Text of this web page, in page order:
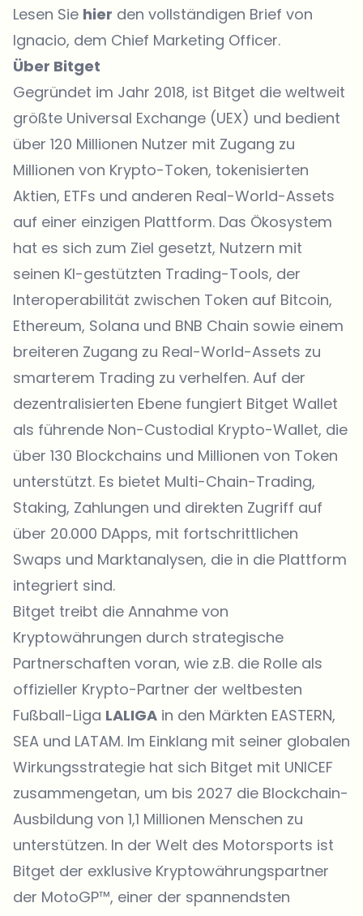
Lesen Sie hier den vollständigen Brief von
Ignacio, dem Chief Marketing Officer.
Über Bitget
Gegründet im Jahr 2018, ist Bitget die weltweit
größte Universal Exchange (UEX) und bedient
über 120 Millionen Nutzer mit Zugang zu
Millionen von Krypto-Token, tokenisierten
Aktien, ETFs und anderen Real-World-Assets
auf einer einzigen Plattform. Das Ökosystem
hat es sich zum Ziel gesetzt, Nutzern mit
seinen KI-gestützten Trading-Tools, der
Interoperabilität zwischen Token auf Bitcoin,
Ethereum, Solana und BNB Chain sowie einem
breiteren Zugang zu Real-World-Assets zu
smarterem Trading zu verhelfen. Auf der
dezentralisierten Ebene fungiert Bitget Wallet
als führende Non-Custodial Krypto-Wallet, die
über 130 Blockchains und Millionen von Token
unterstützt. Es bietet Multi-Chain-Trading,
Staking, Zahlungen und direkten Zugriff auf
über 20.000 DApps, mit fortschrittlichen
Swaps und Marktanalysen, die in die Plattform
integriert sind.
Bitget treibt die Annahme von
Kryptowährungen durch strategische
Partnerschaften voran, wie z.B. die Rolle als
offizieller Krypto-Partner der weltbesten
Fußball-Liga LALIGA in den Märkten EASTERN,
SEA und LATAM. Im Einklang mit seiner globalen
Wirkungsstrategie hat sich Bitget mit UNICEF
zusammengetan, um bis 2027 die Blockchain-
Ausbildung von 1,1 Millionen Menschen zu
unterstützen. In der Welt des Motorsports ist
Bitget der exklusive Kryptowährungspartner
der MotoGP™, einer der spannendsten